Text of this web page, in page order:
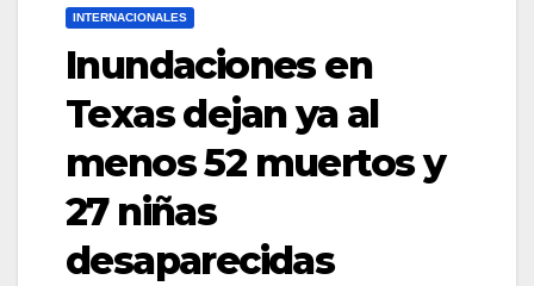
INTERNACIONALES
Inundaciones en
Texas dejan ya al
menos 52 muertos y
27 niñas
desaparecidas